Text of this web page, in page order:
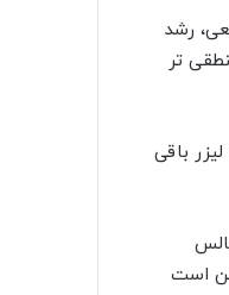
رشد
تر
با لیزر باقی
است